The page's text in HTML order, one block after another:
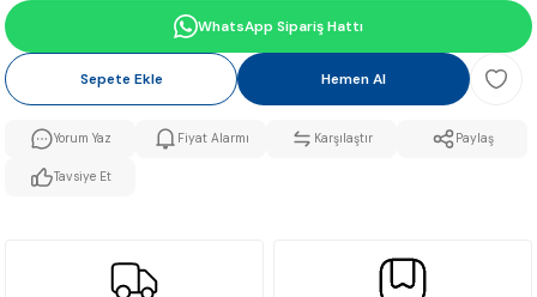
WhatsApp Sipariş Hattı
Sepete Ekle Hemen Al
Yorum Yaz Fiyat Alarmı Karşılaştır Paylaş
Tavsiye Et